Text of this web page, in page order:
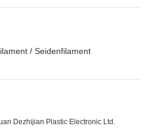
/Seidenfilament
Dezhijian Plastic Electronic Ltd.